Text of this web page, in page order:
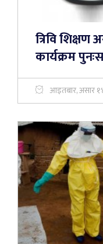
त्रिवि शिक्षण
कार्यक्रम
आइतबार, असार